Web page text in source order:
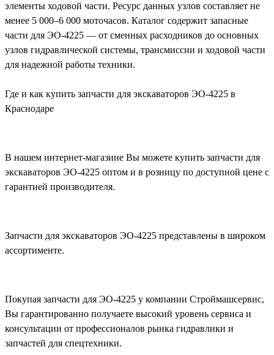
элементы ходовой части. Ресурс данных узлов составляет не
менее 5 000–6 000 моточасов. Каталог содержит запасные
части для ЭО-4225 — от сменных расходников до основных
узлов гидравлической системы, трансмиссии и ходовой части
для надежной работы техники.
Где и как купить запчасти для экскаваторов ЭО-4225 в
Краснодаре
В нашем интернет-магазине Вы можете купить запчасти для
экскаваторов ЭО-4225 оптом и в розницу по доступной цене с
гарантией производителя.
Запчасти для экскаваторов ЭО-4225 представлены в широком
ассортименте.
Покупая запчасти для ЭО-4225 у компании Строймашсервис,
Вы гарантированно получаете высокий уровень сервиса и
консультации от профессионалов рынка гидравлики и
запчастей для спецтехники.